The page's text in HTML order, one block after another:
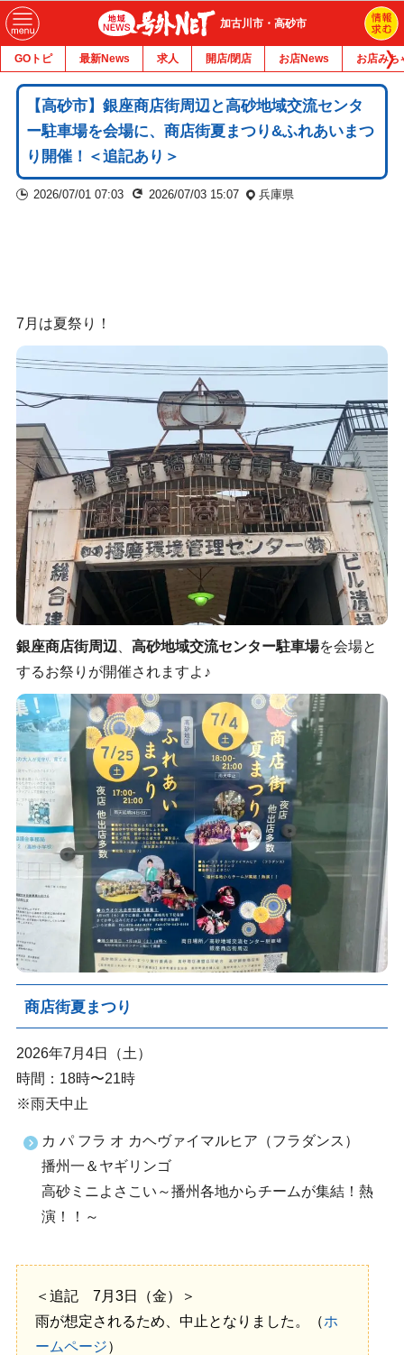
加古川市・高砂市
GOトピ 最新News 求人 開店/閉店 お店News お店みち
【高砂市】銀座商店街周辺と高砂地域交流センタ
ー駐車場を会場に、商店街夏まつり&ふれあいまつ
り開催！＜追記あり＞
2026/07/01 07:03 2026/07/03 15:07 兵庫県
7月は夏祭り！
銀座商店街周辺 高砂地域交流センター駐車場を会場と
するお祭りが開催されますよ♪
商店街夏まつり
2026年7月4日（土）
時間：18時〜21時
※雨天中止
カ パ フラ オ カヘヴァイマルヒア（フラダンス）
播州一＆ヤギリンゴ
高砂ミニよさこい～播州各地からチームが集結！熱
演！！～
＜追記 7月3日（金）＞
雨が想定されるため、中止となりました。（ホ
ームページ）